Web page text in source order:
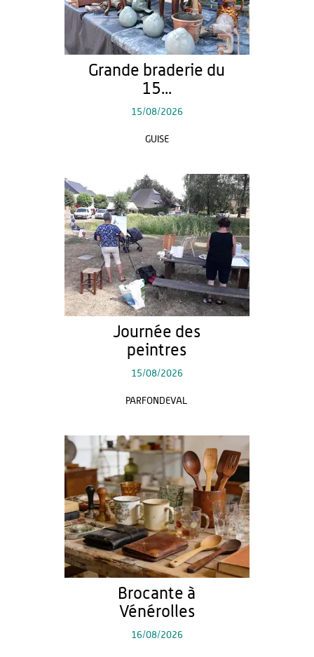
Grande braderie du
15...
15/08/2026
GUISE
Journée des
peintres
15/08/2026
PARFONDEVAL
Brocante à
Vénérolles
16/08/2026